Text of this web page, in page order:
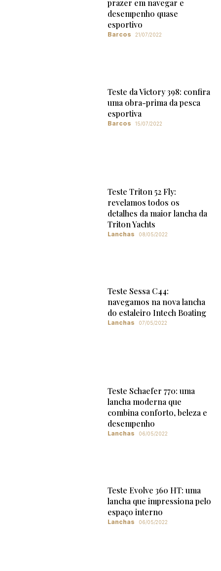
prazer em navegar e
desempenho quase
esportivo
Barcos 21/07/2022
Teste da Victory 398: confira
uma obra-prima da pesca
esportiva
Barcos 15/07/2022
Teste Triton 52 Fly:
revelamos todos os
detalhes da maior lancha da
Triton Yachts
Lanchas 08/05/2022
Teste Sessa C44:
navegamos na nova lancha
do estaleiro Intech Boating
Lanchas 07/05/2022
Teste Schaefer 770: uma
lancha moderna que
combina conforto, beleza e
desempenho
Lanchas 06/05/2022
Teste Evolve 360 HT: uma
lancha que impressiona pelo
espaço interno
Lanchas 06/05/2022